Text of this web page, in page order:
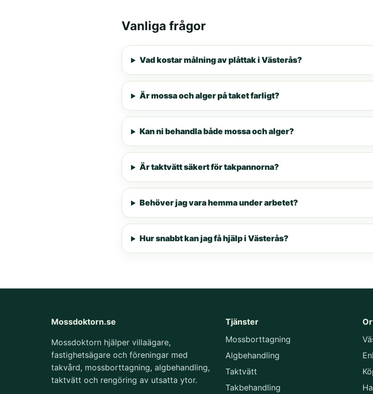
Vanliga frågor
Vad kostar målning av plåttak i Västerås?
Är mossa och alger på taket farligt?
Kan ni behandla både mossa och alger?
Är taktvätt säkert för takpannorna?
Behöver jag vara hemma under arbetet?
Hur snabbt kan jag få hjälp i Västerås?
Mossdoktorn.se
Mossdoktorn hjälper villaägare,
fastighetsägare och föreningar med
takvård, mossborttagning, algbehandling,
taktvätt och rengöring av utsatta ytor.
Tjänster
Mossborttagning
Algbehandling
Taktvätt
Takbehandling